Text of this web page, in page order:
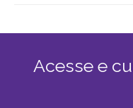
Acesse e